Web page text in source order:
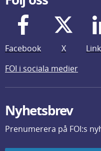
Facebook X
FOI i sociala medier
Nyhetsbrev
Prenumerera på FOI:s